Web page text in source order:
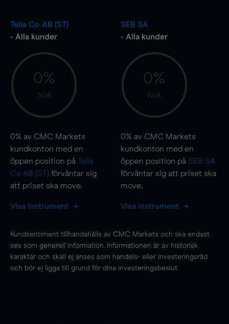
Telia Co AB (ST)
- Alla kunder
0%
N/A
0% av CMC Markets
kundkonton med en
öppen position på Telia
Co AB (ST) förväntar sig
att priset ska move.
Visa instrument
SEB SA
- Alla kunder
0%
N/A
0% av CMC Markets
kundkonton med en
öppen position på SEB SA
förväntar sig att priset ska
move.
Visa instrument
Kundsentiment tillhandahålls av CMC Markets och ska endast
ses som generell information. Informationen är av historisk
karaktär och skall ej anses som handels- eller investeringsråd
och bör ej ligga till grund för dina investeringsbeslut.